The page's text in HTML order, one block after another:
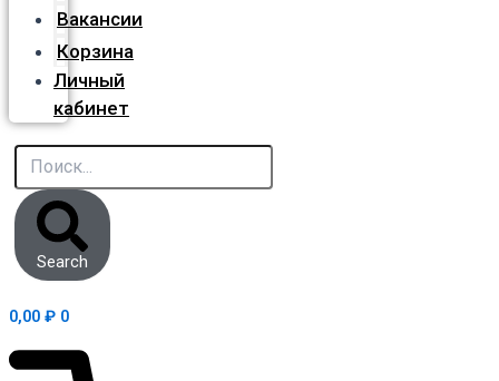
Вакансии
Корзина
Личный
кабинет
Search
0,00 ₽ 0